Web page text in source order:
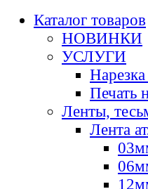
Каталог товаров
НОВИНКИ
УСЛУГИ
Печать
Ленты,
Лента